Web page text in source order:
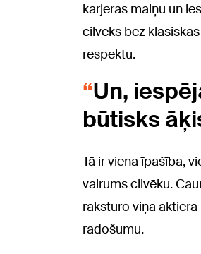
karjeras maiņu un
cilvēks bez
respektu.
Un,
būtisks
Tā ir viena īpašība,
vairums cilvēku.
raksturo viņa
radošumu.